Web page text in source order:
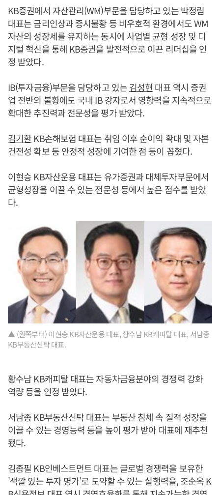
KB증권에서 자산관리(WM)부문을 담당하고 있는박정림
대표는 금리인상과 증시불황 등 비우호적 환경에서도 WM
자산의 성장세를 유지하는 동시에 사업별 균형 성장 및 디
지털 혁신을 통해 KB증권을 발전적으로 이끈 리더십을 인
정 받았다.
IB(투자금융)부문을 담당하고 있는김성현 대표 역시 증권
업 전반의 불황에도 국내 IB 강자로서 영향력을 지속적으로
확대한 추진력과 전문성을 평가 받았다.
김기환KB손해보험 대표는 취임 이후 순이익 확대 및 자본
건전성 확보 등 안정적 성장에 기여한 점 등이 꼽혔다.
이현승 KB자산운용 대표는 유가증권과 대체투자부문에서
균형성장을 이끌 수 있는 전문성 등에서 높은 점수를 받았
다.
▲ (왼쪽부터) 이현승 KB자산운용 대표, 황수남 KB캐피탈 대표, 서남종
KB부동산신탁 대표.
황수남 KB캐피탈 대표는 자동차금융분야의 경쟁력 강화
역량 등을 인정 받았다.
서남종 KB부동산신탁 대표는 부동산 침체 속 질적 성장을
이끌 수 있는 경영능력 등을 높이 평가 받아 대표에 재추천
됐다.
김종필 KB인베스트먼트 대표는 글로벌 경쟁력을 보유한
'색깔 있는 투자 명가'로 도약할 수 있는 실행력을, 조순옥 K